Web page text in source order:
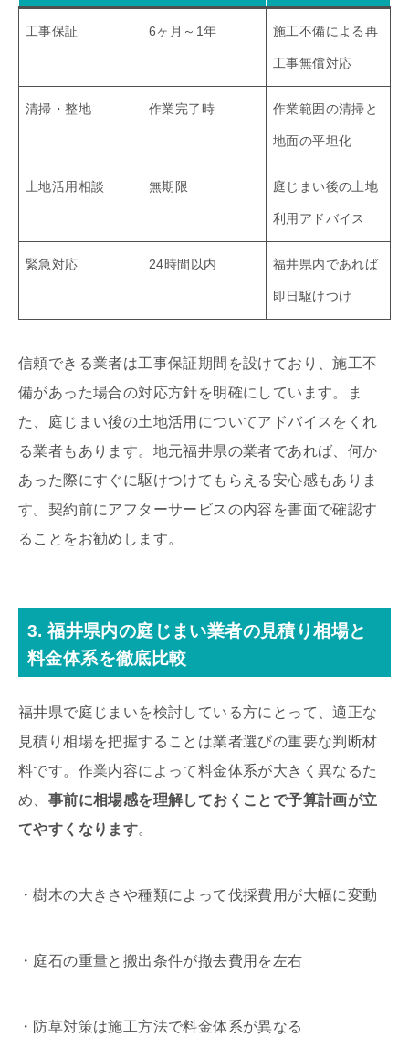
工事保証 6ヶ月～1年 施工不備による再
工事無償対応
清掃・整地 作業完了時 作業範囲の清掃と
地面の平坦化
土地活用相談 無期限 庭じまい後の土地
利用アドバイス
緊急対応 24時間以内 福井県内であれば
即日駆けつけ
信頼できる業者は工事保証期間を設けており、施工不
備があった場合の対応方針を明確にしています。ま
た、庭じまい後の土地活用についてアドバイスをくれ
る業者もあります。地元福井県の業者であれば、何か
あった際にすぐに駆けつけてもらえる安心感もありま
す。契約前にアフターサービスの内容を書面で確認す
ることをお勧めします。
3. 福井県内の庭じまい業者の見積り相場と
料金体系を徹底比較
福井県で庭じまいを検討している方にとって、適正な
見積り相場を把握することは業者選びの重要な判断材
料です。作業内容によって料金体系が大きく異なるた
め、 事前に相場感を理解しておくことで予算計画が立
てやすくなります。
・樹木の大きさや種類によって伐採費用が大幅に変動
・庭石の重量と搬出条件が撤去費用を左右
・防草対策は施工方法で料金体系が異なる